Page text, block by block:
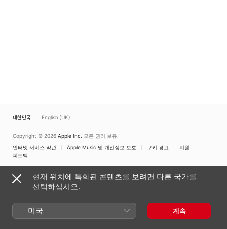
대한민국 English (UK)
Copyright © 2026 Apple Inc. 모든 권리 보유.
인터넷 서비스 약관
Apple Music 및 개인정보 보호 쿠키 경고
지원
피드백
현재 위치에 특화된 콘텐츠를 보려면 다른 국가를
선택하십시오.
미국 계속